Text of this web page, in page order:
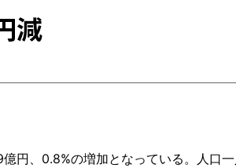
減
円、0.8%の増加となっている。人口